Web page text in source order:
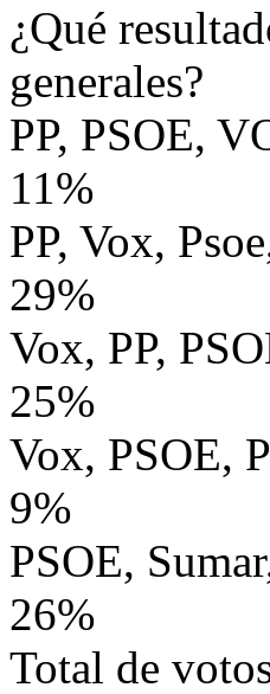
¿Qué
generales?
PP, PSOE,
11%
PP, Vox,
29%
Vox, PP,
25%
Vox, PSOE,
9%
PSOE,
26%
Total de